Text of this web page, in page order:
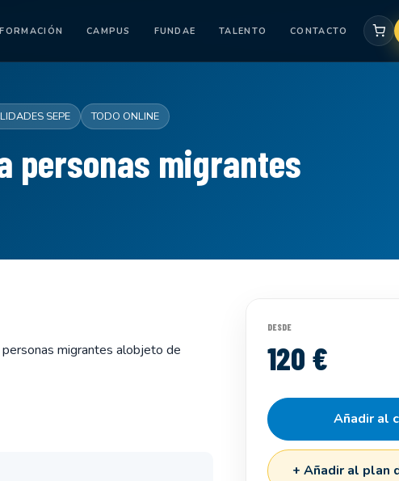
CAMPUS FUNDAE TALENTO CONTACTO
SEPE TODO ONLINE
personas migrantes
migrantes alobjeto de
DESDE
120 €
Añadir al
+ Añadir al plan